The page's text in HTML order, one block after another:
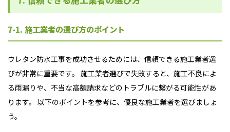
7-1. 施工業者の選び方のポイント
ウレタン防水工事を成功させるためには、信頼できる施工業者選
びが非常に重要です。 施工業者選びで失敗すると、施工不良によ
る雨漏りや、不当な高額請求などのトラブルに繋がる可能性があ
ります。 以下のポイントを参考に、優良な施工業者を選びましょ
う。